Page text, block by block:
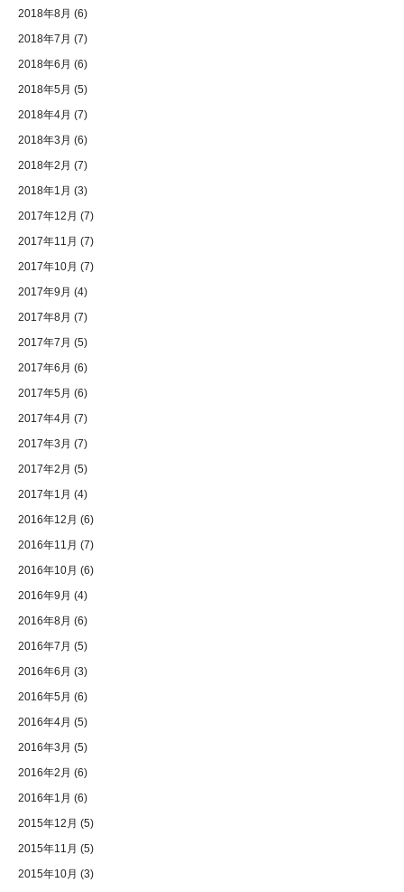
2018年8月 (6)
2018年7月 (7)
2018年6月 (6)
2018年5月 (5)
2018年4月 (7)
2018年3月 (6)
2018年2月 (7)
2018年1月 (3)
2017年12月 (7)
2017年11月 (7)
2017年10月 (7)
2017年9月 (4)
2017年8月 (7)
2017年7月 (5)
2017年6月 (6)
2017年5月 (6)
2017年4月 (7)
2017年3月 (7)
2017年2月 (5)
2017年1月 (4)
2016年12月 (6)
2016年11月 (7)
2016年10月 (6)
2016年9月 (4)
2016年8月 (6)
2016年7月 (5)
2016年6月 (3)
2016年5月 (6)
2016年4月 (5)
2016年3月 (5)
2016年2月 (6)
2016年1月 (6)
2015年12月 (5)
2015年11月 (5)
2015年10月 (3)